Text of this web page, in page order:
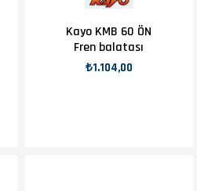
Kayo KMB 60 ÖN
Fren balatası
₺1.104,00